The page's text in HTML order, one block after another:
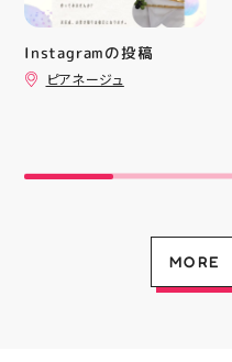
Instagramの投稿
ピアネージュ
MORE